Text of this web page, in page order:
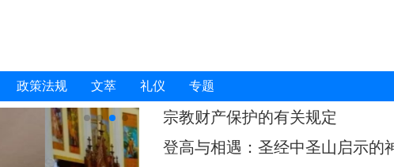
政策法规 文萃 礼仪 专题
宗教财产保护的有关规定
登高与相遇：圣经中圣山启示的